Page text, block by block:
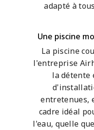
adapté à
Une piscine
La piscine
l'entreprise
la détente
entretenues,
cadre idéal
l'eau, quelle